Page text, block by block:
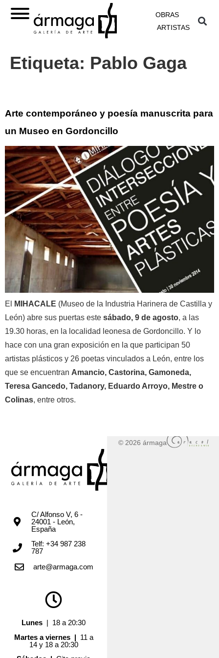
OBRAS
ARTISTAS
Etiqueta: Pablo Gaga
Arte contemporáneo y poesía manuscrita para
un Museo en Gordoncillo
El MIHACALE (Museo de la Industria Harinera de Castilla y
León) abre sus puertas este sábado, 9 de agosto, a las
19.30 horas, en la localidad leonesa de Gordoncillo. Y lo
hace con una gran exposición en la que participan 50
artistas plásticos y 26 poetas vinculados a León, entre los
que se encuentran Amancio, Castorina, Gamoneda,
Teresa Gancedo, Tadanory, Eduardo Arroyo, Mestre o
Colinas, entre otros.
C/ Alfonso V, 6 -
24001 - León,
España
Telf: +34 987 238
787
arte@armaga.com
Lunes | 18 a 20:30
Martes a viernes | 11 a
14 y 18 a 20:30
© 2026 ármaga